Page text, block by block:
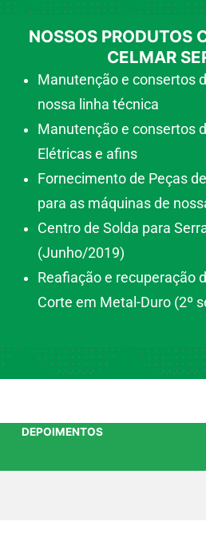
NOSSOS PRODUTOS
CELMAR
Manutenção e consertos
nossa linha técnica
Manutenção e consertos
Elétricas e afins
Fornecimento de Peças
para as máquinas de
Centro de Solda para
(Junho/2019)
Reafiação e recuperação
Corte em Metal-Duro (2º
DEPOIMENTOS